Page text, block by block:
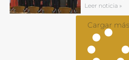
Leer noticia »
Cargar más